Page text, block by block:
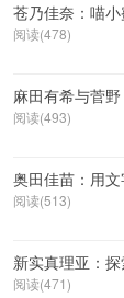
苍乃佳奈：喵
阅读(478)
麻田有希与菅
阅读(493)
奥田佳苗：用
阅读(513)
新实真理亚：
阅读(471)